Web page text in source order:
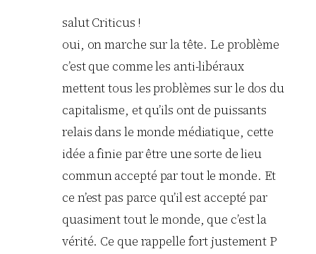
salut Criticus !
oui, on marche sur la tête. Le problème
c’est que comme les anti-libéraux
mettent tous les problèmes sur le dos du
capitalisme, et qu’ils ont de puissants
relais dans le monde médiatique, cette
idée a finie par être une sorte de lieu
commun accepté par tout le monde. Et
ce n’est pas parce qu’il est accepté par
quasiment tout le monde, que c’est la
vérité. Ce que rappelle fort justement P